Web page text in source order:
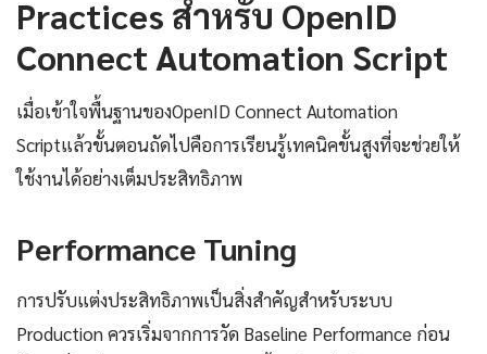
Practices สำหรับ OpenID
Connect Automation Script
เมื่อเข้าใจพื้นฐานของOpenID Connect Automation
Scriptแล้วขั้นตอนถัดไปคือการเรียนรู้เทคนิคขั้นสูงที่จะช่วยให้
ใช้งานได้อย่างเต็มประสิทธิภาพ
Performance Tuning
การปรับแต่งประสิทธิภาพเป็นสิ่งสำคัญสำหรับระบบ
Production ควรเริ่มจากการวัด Baseline Performance ก่อน